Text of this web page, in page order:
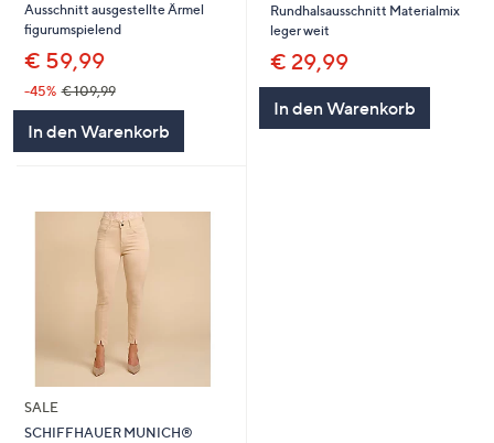
Ausschnitt ausgestellte Ärmel
figurumspielend
€ 59,99
-45% € 109,99
In den Warenkorb
Rundhalsausschnitt Materialmix
leger weit
€ 29,99
In den Warenkorb
SALE
SCHIFFHAUER MUNICH®